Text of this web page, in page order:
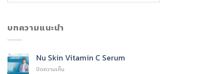
บทความแนะนำ
Nu Skin Vitamin C Serum
ปิดความเห็น